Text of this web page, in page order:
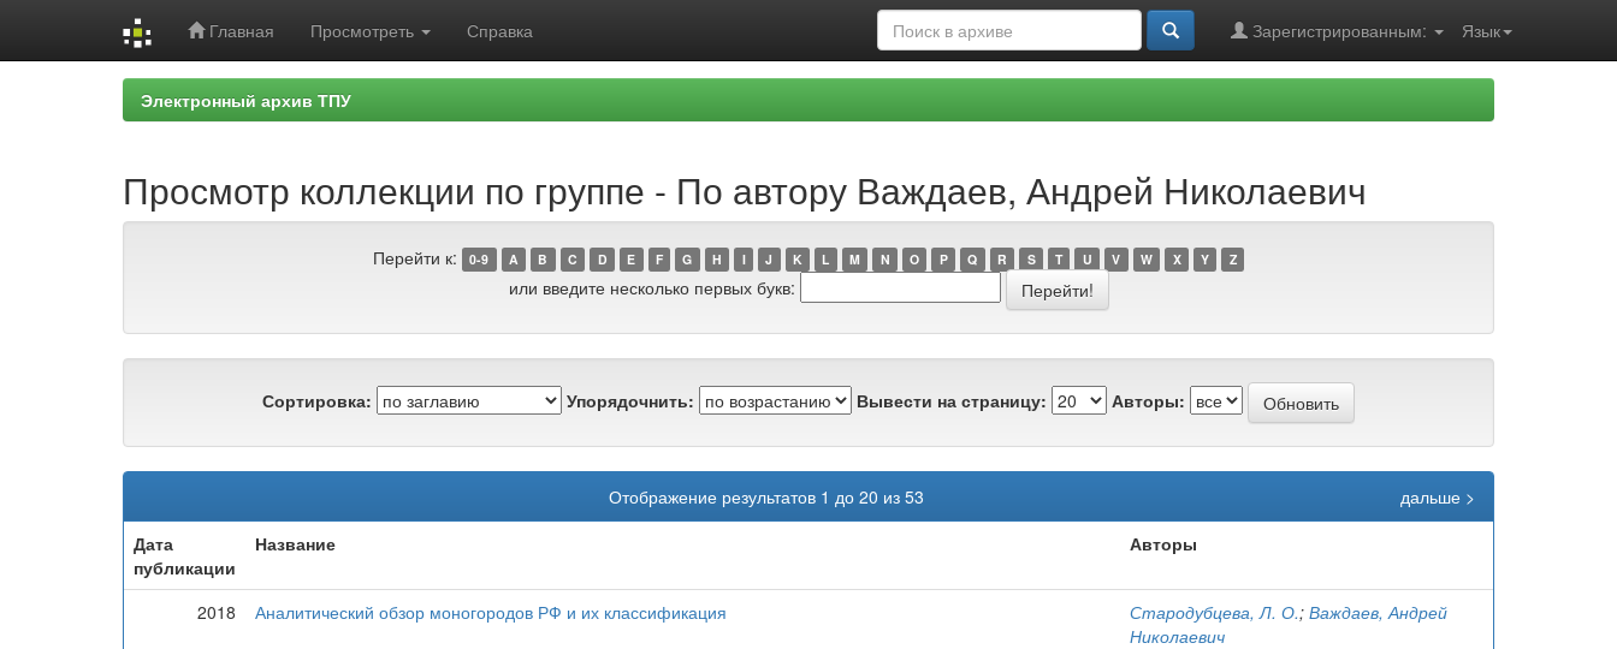
Главная Просмотреть Справка Язык
Зарегистрированным:
Электронный архив ТПУ
Просмотр коллекции по группе - По автору Важдаев, Андрей Николаевич
Перейти к: 0-9 A B C D E F G H I J K L M N O P Q R S T U V W X Y Z
или введите несколько первых букв:
Сортировка: Упорядочнить: Вывести на страницу: Авторы:
Отображение результатов 1 до 20 из 53
дальше >
Дата
публикации
Название Авторы
2018 Аналитический обзор моногородов РФ и их классификация Стародубцева, Л. О.; Важдаев, Андрей
Николаевич